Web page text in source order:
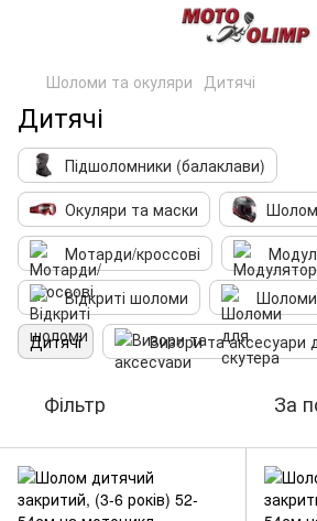
Шоломи та окуляри Дитячі
Дитячі
Підшоломники (балаклави)
Окуляри та маски
Мотарди/кроссові
Відкриті шоломи
Шоломи
Дитячі
Визори та аксесуари
Фільтр За